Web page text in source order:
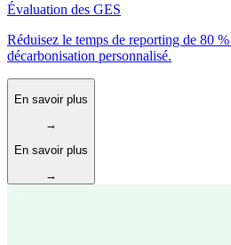
Évaluation des GES
Réduisez le temps de reporting de 80
décarbonisation personnalisé.
En savoir plus
→
En savoir plus
→